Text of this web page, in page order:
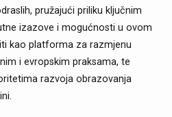
pružajući priliku ključnim
izazove i mogućnosti u ovom
kao platforma za razmjenu
i evropskim praksama, te
razvoja obrazovanja